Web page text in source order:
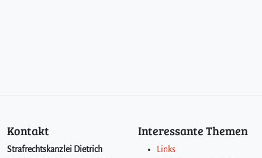
Kontakt
Strafrechtskanzlei Dietrich
Interessante Themen
Links